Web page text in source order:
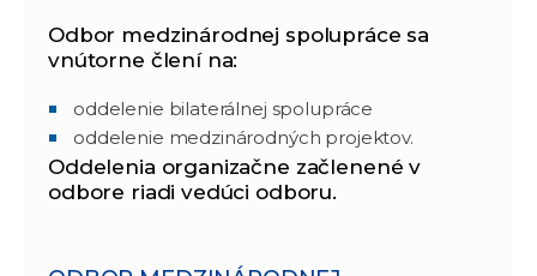
Odbor medzinárodnej spolupráce sa
vnútorne člení na:
oddelenie bilaterálnej spolupráce
oddelenie medzinárodných projektov.
Oddelenia organizačne začlenené v
odbore riadi vedúci odboru.